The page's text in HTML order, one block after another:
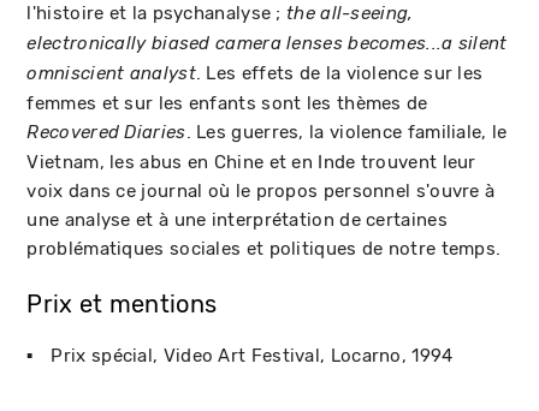
l'histoire et la psychanalyse ;the all-seeing,
electronically biased camera lenses becomes...a silent
omniscient analyst. Les effets de la violence sur les
femmes et sur les enfants sont les thèmes de
Recovered Diaries. Les guerres, la violence familiale, le
Vietnam, les abus en Chine et en Inde trouvent leur
voix dans ce journal où le propos personnel s'ouvre à
une analyse et à une interprétation de certaines
problématiques sociales et politiques de notre temps.
Prix et mentions
Prix spécial Video Art Festival Locarno 1994